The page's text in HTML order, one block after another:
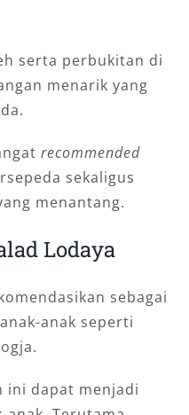
serta perbukitan di
menarik yang
recommended
sekaligus
menantang.
Lodaya
sebagai
anak seperti
ini dapat menjadi